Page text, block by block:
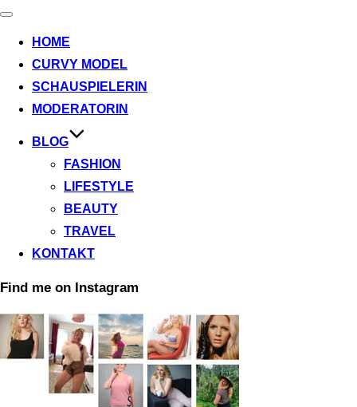
Navigation
HOME
CURVY MODEL
SCHAUSPIELERIN
MODERATORIN
BLOG
FASHION
LIFESTYLE
BEAUTY
TRAVEL
KONTAKT
Find me on Instagram